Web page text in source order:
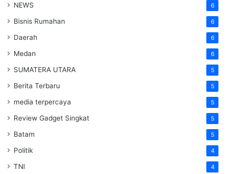
NEWS 6
Bisnis Rumahan 6
Daerah 6
Medan 6
SUMATERA UTARA 5
Berita Terbaru 5
media terpercaya 5
Review Gadget Singkat 5
Batam 5
Politik 4
TNI 4